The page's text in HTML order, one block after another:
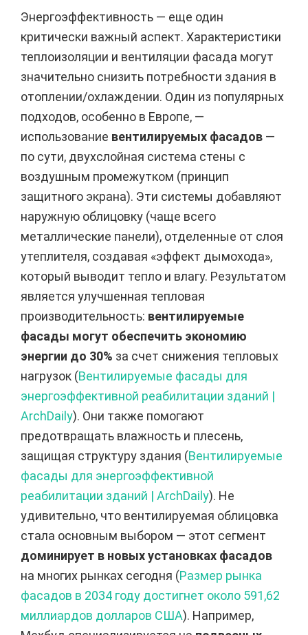
Энергоэффективность — еще один
критически важный аспект. Характеристики
теплоизоляции и вентиляции фасада могут
значительно снизить потребности здания в
отоплении/охлаждении. Один из популярных
подходов, особенно в Европе, —
использование вентилируемых фасадов —
по сути, двухслойная система стены с
воздушным промежутком (принцип
защитного экрана). Эти системы добавляют
наружную облицовку (чаще всего
металлические панели), отделенные от слоя
утеплителя, создавая «эффект дымохода»,
который выводит тепло и влагу. Результатом
является улучшенная тепловая
производительность: вентилируемые
фасады могут обеспечить экономию
энергии до 30% за счет снижения тепловых
нагрузок (Вентилируемые фасады для
энергоэффективной реабилитации зданий |
ArchDaily). Они также помогают
предотвращать влажность и плесень,
защищая структуру здания (Вентилируемые
фасады для энергоэффективной
реабилитации зданий | ArchDaily). Не
удивительно, что вентилируемая облицовка
стала основным выбором — этот сегмент
доминирует в новых установках фасадов
на многих рынках сегодня (Размер рынка
фасадов в 2034 году достигнет около 591,62
миллиардов долларов США). Например,